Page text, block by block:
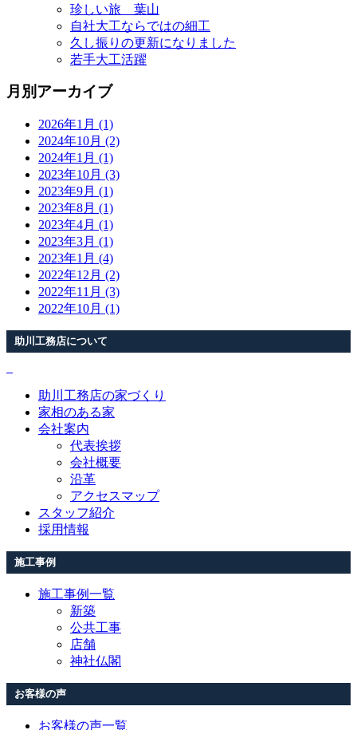
珍しい旅 葉山
自社大工ならではの細工
久し振りの更新になりました
若手大工活躍
月別アーカイブ
2026年1月 (1)
2024年10月 (2)
2024年1月 (1)
2023年10月 (3)
2023年9月 (1)
2023年8月 (1)
2023年4月 (1)
2023年3月 (1)
2023年1月 (4)
2022年12月 (2)
2022年11月 (3)
2022年10月 (1)
助川工務店について
助川工務店の家づくり
家相のある家
会社案内
代表挨拶
会社概要
沿革
アクセスマップ
スタッフ紹介
採用情報
施工事例
施工事例一覧
新築
公共工事
店舗
神社仏閣
お客様の声
お客様の声一覧